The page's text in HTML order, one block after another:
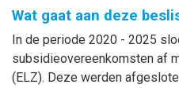
Wat gaat aan deze
In de periode 2020 - 2025
subsidieovereenkomsten af
(ELZ). Deze werden